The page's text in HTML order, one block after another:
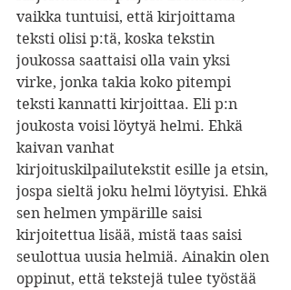
vaikka tuntuisi, että kirjoittama
teksti olisi p:tä, koska tekstin
joukossa saattaisi olla vain yksi
virke, jonka takia koko pitempi
teksti kannatti kirjoittaa. Eli p:n
joukosta voisi löytyä helmi. Ehkä
kaivan vanhat
kirjoituskilpailutekstit esille ja etsin,
jospa sieltä joku helmi löytyisi. Ehkä
sen helmen ympärille saisi
kirjoitettua lisää, mistä taas saisi
seulottua uusia helmiä. Ainakin olen
oppinut, että tekstejä tulee työstää